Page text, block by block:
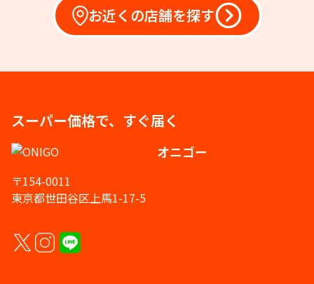
お近くの店舗を探す
スーパー価格で、すぐ届く
オニゴー
〒154-0011
東京都世田谷区上馬1-17-5